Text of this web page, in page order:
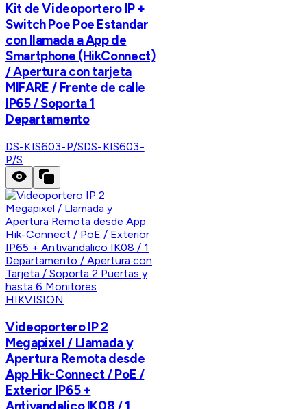
Kit de Videoportero IP +
Switch Poe Poe Estandar
con llamada a App de
Smartphone (HikConnect)
/ Apertura con tarjeta
MIFARE / Frente de calle
IP65 / Soporta 1
Departamento
DS-KIS603-P/SDS-KIS603-
P/S
HIKVISION
Videoportero IP 2
Megapixel / Llamada y
Apertura Remota desde
App Hik-Connect / PoE /
Exterior IP65 +
Antivandalico IK08 / 1